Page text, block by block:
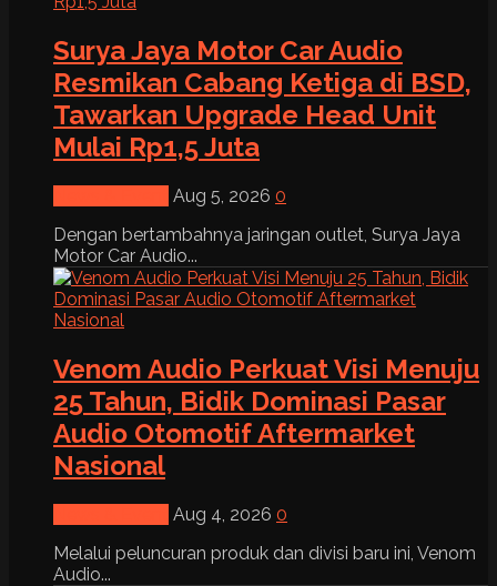
Surya Jaya Motor Car Audio
Resmikan Cabang Ketiga di BSD,
Tawarkan Upgrade Head Unit
Mulai Rp1,5 Juta
Aug 5, 2026 0
Dengan bertambahnya jaringan outlet, Surya Jaya
Motor Car Audio...
Venom Audio Perkuat Visi Menuju
25 Tahun, Bidik Dominasi Pasar
Audio Otomotif Aftermarket
Nasional
Aug 4, 2026 0
Melalui peluncuran produk dan divisi baru ini, Venom
Audio...